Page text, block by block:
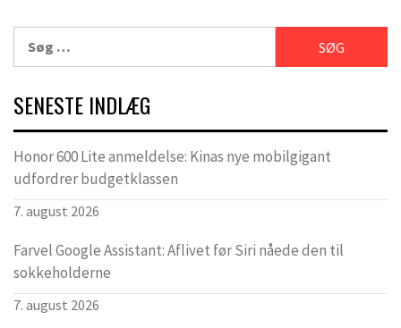
efter:
SENESTE INDLÆG
Honor 600 Lite anmeldelse: Kinas nye mobilgigant
udfordrer budgetklassen
7. august 2026
Farvel Google Assistant: Aflivet før Siri nåede den til
sokkeholderne
7. august 2026